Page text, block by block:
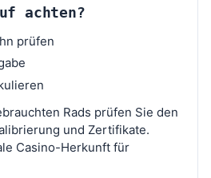
achten?
prüfen
Rads prüfen Sie den
und Zertifikate.
Casino-Herkunft für